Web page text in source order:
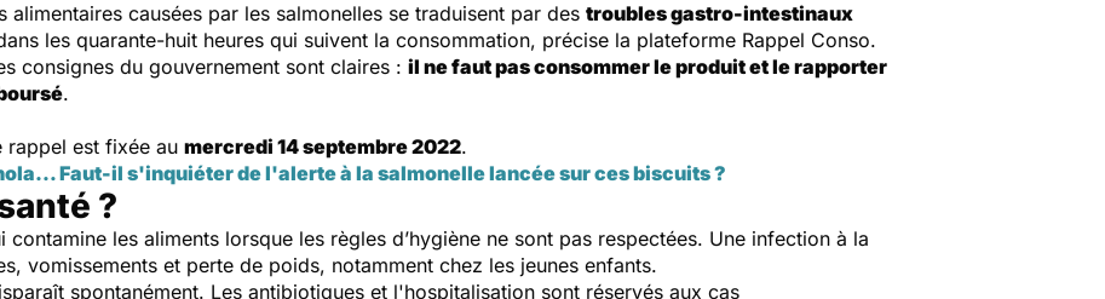
alimentaires causées par les salmonelles se traduisent par des troubles gastro-intestinaux
les quarante-huit heures qui suivent la consommation, précise la plateforme Rappel Conso.
consignes du gouvernement sont claires : il ne faut pas consommer le produit et le rapporter
.
rappel est fixée au mercredi 14 septembre 2022.
Faut-il s'inquiéter de l'alerte à la salmonelle lancée sur ces biscuits ?
?
contamine les aliments lorsque les règles d’hygiène ne sont pas respectées. Une infection à la
vomissements et perte de poids, notamment chez les jeunes enfants.
spontanément. Les antibiotiques et l'hospitalisation sont réservés aux cas